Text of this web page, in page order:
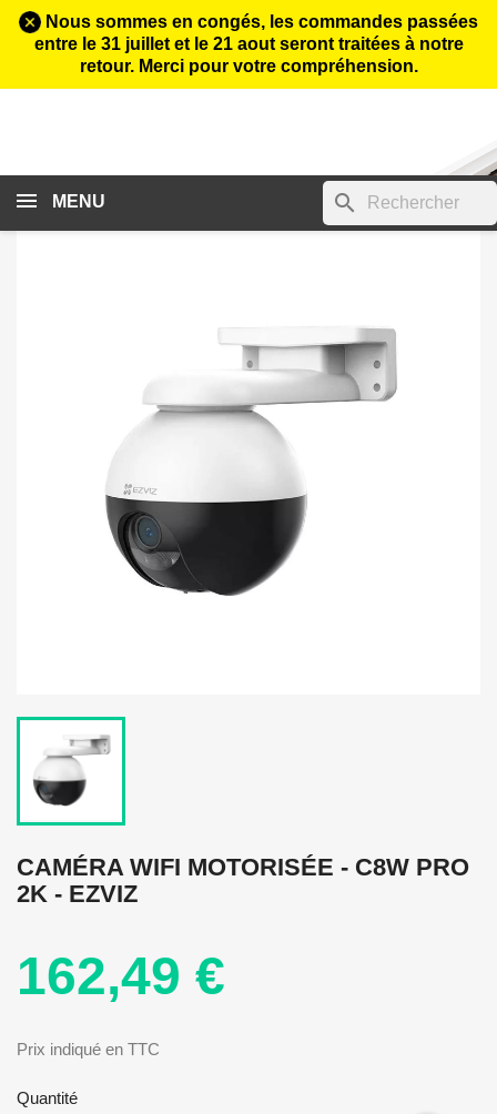
Nous sommes en congés, les commandes passées
entre le 31 juillet et le 21 aout seront traitées à notre
retour. Merci pour votre compréhension.
MENU search
CAMÉRA WIFI MOTORISÉE - C8W PRO
2K - EZVIZ
162,49 €
Prix indiqué en TTC
Quantité